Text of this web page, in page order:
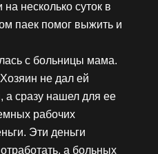
несколько суток в
паек помог выжить и
с больницы мама.
не дал ей
а сразу нашел для ее
рабочих
Эти деньги
а больных